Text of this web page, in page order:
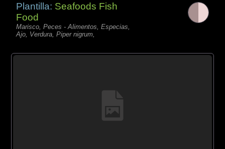
Plantilla: Seafoods Fish
Food
Marisco, Peces - Alimentos, Especias,
Ajo, Verdura, Piper nigrum,